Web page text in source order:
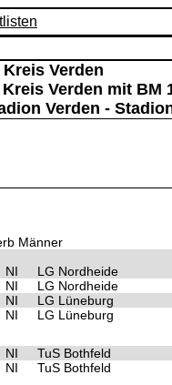
Kreis Verden
Verden mit BM
Verden -
Männer
NI LG Nordheide
NI LG Nordheide
NI LG Lüneburg
NI LG Lüneburg
NI TuS Bothfeld
NI TuS Bothfeld